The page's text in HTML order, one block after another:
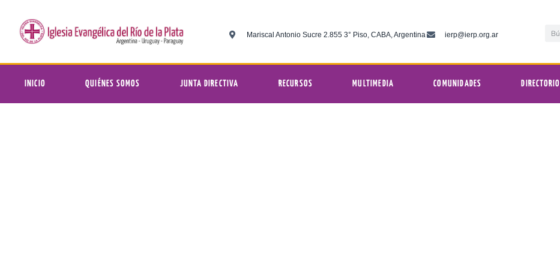
Mariscal Antonio Sucre 2.855 3° Piso, CABA, Argentina ierp@ierp.org.ar
INICIO QUIÉNES SOMOS JUNTA DIRECTIVA RECURSOS MULTIMEDIA COMUNIDADES DIRECTORIO